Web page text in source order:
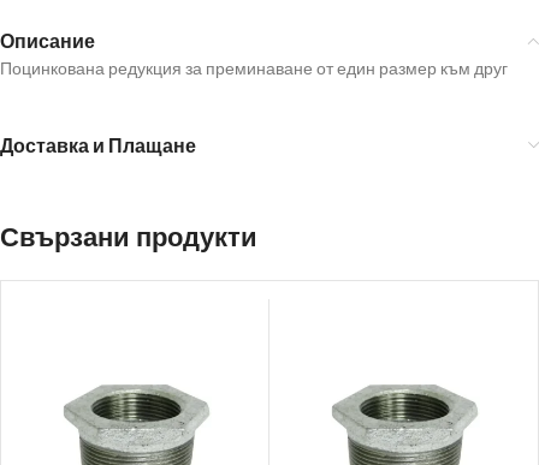
Описание
Поцинкована редукция за преминаване от един размер към друг
Доставка и Плащане
Свързани продукти